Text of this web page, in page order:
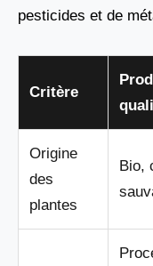
pesticides et de
Critère
Origine
des
plantes
Bio,